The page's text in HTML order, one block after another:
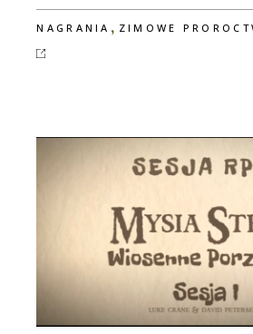
NAGRANIA , ZIMOWE